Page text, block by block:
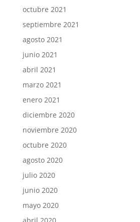
octubre 2021
septiembre 2021
agosto 2021
junio 2021
abril 2021
marzo 2021
enero 2021
diciembre 2020
noviembre 2020
octubre 2020
agosto 2020
julio 2020
junio 2020
mayo 2020